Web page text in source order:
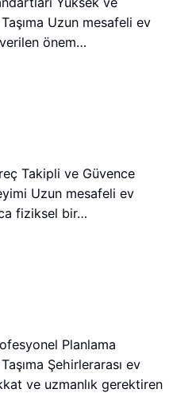
Uzun mesafeli ev
önem…
Takipli ve Güvence
Uzun mesafeli ev
fiziksel bir…
Planlama
Şehirlerarası ev
ve uzmanlık gerektiren